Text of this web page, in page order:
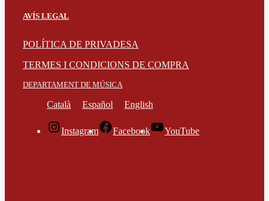
AVÍS LEGAL
POLÍTICA DE PRIVADESA
TERMES I CONDICIONS DE COMPRA
DEPARTAMENT DE MÚSICA
Català Español English
Instagram Facebook YouTube